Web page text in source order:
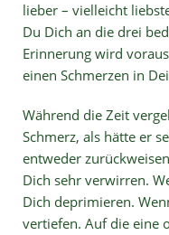
lieber – vielleicht
Du Dich an die drei
Erinnerung wird
einen Schmerzen in
Während die Zeit
Schmerz, als hätte er
entweder
Dich sehr verwirren.
Dich deprimieren.
vertiefen. Auf die eine